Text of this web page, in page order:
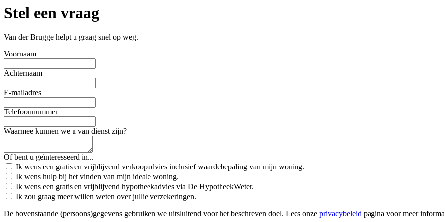
Stel een vraag
Van der Brugge helpt u graag snel op weg.
Voornaam
Achternaam
E-mailadres
Telefoonnummer
Waarmee kunnen we u van dienst zijn?
Of bent u geïnteresseerd in...
Ik wens een gratis en vrijblijvend verkoopadvies inclusief waardebepaling van mijn woning.
Ik wens hulp bij het vinden van mijn ideale woning.
Ik wens een gratis en vrijblijvend hypotheekadvies via De HypotheekWeter.
Ik zou graag meer willen weten over jullie verzekeringen.
De bovenstaande (persoons)gegevens gebruiken we uitsluitend voor het beschreven doel. Lees onze privacybeleid pagina voor meer